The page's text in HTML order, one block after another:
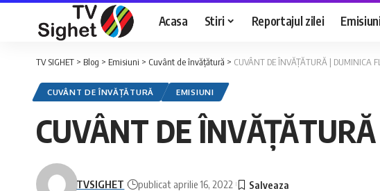
Acasa Stiri Reportajul zilei
TV SIGHET > Blog > Emisiuni > Cuvânt de învățătură > CUVÂNT DE ÎNVĂȚĂTURĂ | DUMINICA
CUVÂNT DE ÎNVĂȚĂTURĂ EMISIUNI
CUVÂNT DE
TVSIGHET publicat aprilie 16, 2022